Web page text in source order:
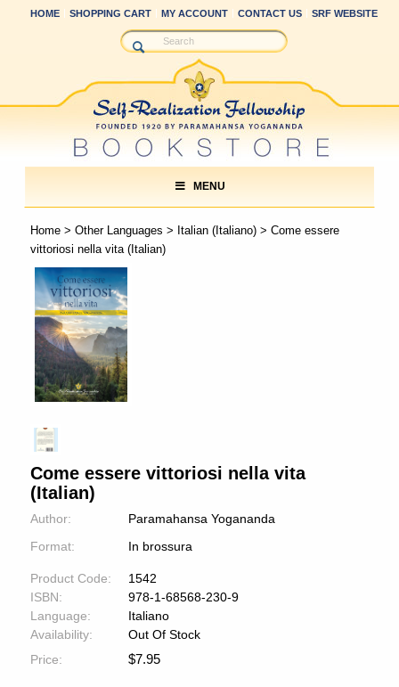
HOME SHOPPING CART MY ACCOUNT CONTACT US SRF WEBSITE
MENU
Home> Other Languages > Italian (Italiano)> Come essere
vittoriosi nella vita (Italian)
Come essere vittoriosi nella vita
(Italian)
Author:
Paramahansa Yogananda
Format:
In brossura
Product Code:
1542
ISBN:
978-1-68568-230-9
Language:
Italiano
Availability:
Out Of Stock
Price:
$7.95